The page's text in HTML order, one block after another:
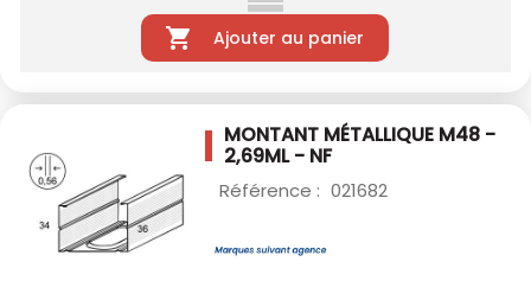
Ajouter au panier
MONTANT MÉTALLIQUE M48 -
2,69ML - NF
Référence : 021682